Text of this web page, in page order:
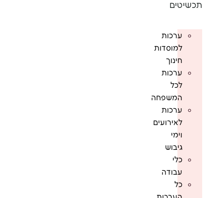
תכשיטים
ערכות
למוסדות
חינוך
ערכות
לכל
המשפחה
ערכות
לאירועים
וימי
גיבוש
כלי
עבודה
כל